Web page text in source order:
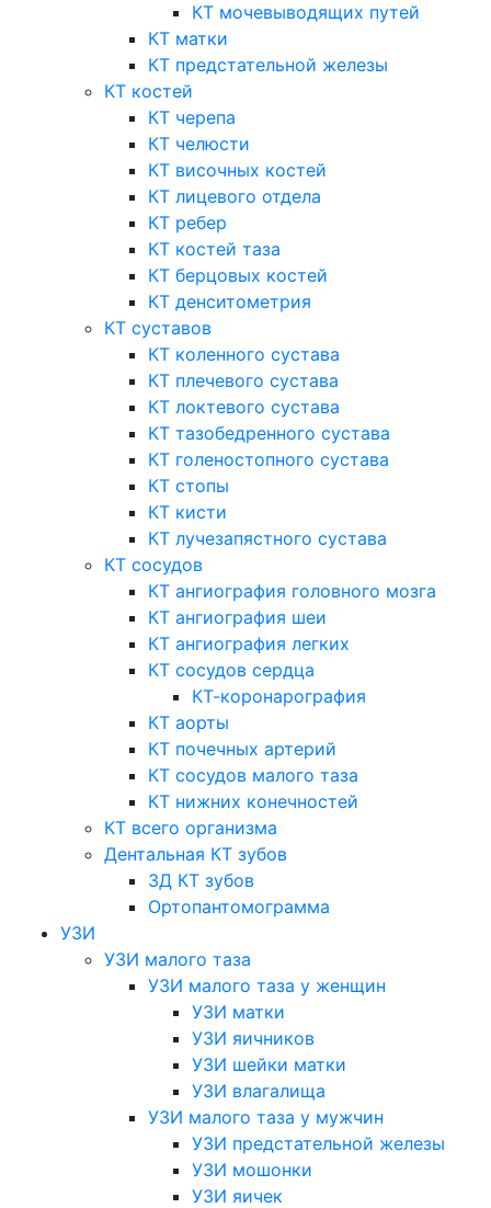
КТ мочевыводящих путей
КТ матки
КТ предстательной железы
КТ костей
КТ черепа
КТ челюсти
КТ височных костей
КТ лицевого отдела
КТ ребер
КТ костей таза
КТ берцовых костей
КТ денситометрия
КТ суставов
КТ коленного сустава
КТ плечевого сустава
КТ локтевого сустава
КТ тазобедренного сустава
КТ голеностопного сустава
КТ стопы
КТ кисти
КТ лучезапястного сустава
КТ сосудов
КТ ангиография головного мозга
КТ ангиография шеи
КТ ангиография легких
КТ сосудов сердца
КТ-коронарография
КТ аорты
КТ почечных артерий
КТ сосудов малого таза
КТ нижних конечностей
КТ всего организма
Дентальная КТ зубов
3Д КТ зубов
Ортопантомограмма
УЗИ
УЗИ малого таза
УЗИ малого таза у женщин
УЗИ матки
УЗИ яичников
УЗИ шейки матки
УЗИ влагалища
УЗИ малого таза у мужчин
УЗИ предстательной железы
УЗИ мошонки
УЗИ яичек